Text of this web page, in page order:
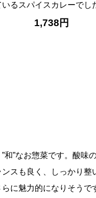
るスパイスカレーでし
］ 1,738円
”なお惣菜です。酸味
スも良く、しっかり整
に魅力的になりそうで